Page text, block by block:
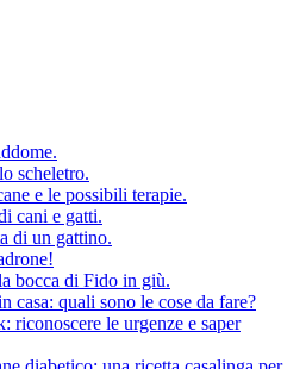
scheletro.
e le possibili terapie.
cani e gatti.
di un gattino.
bocca di Fido in giù.
casa: quali sono le cose da fare?
riconoscere le urgenze e saper